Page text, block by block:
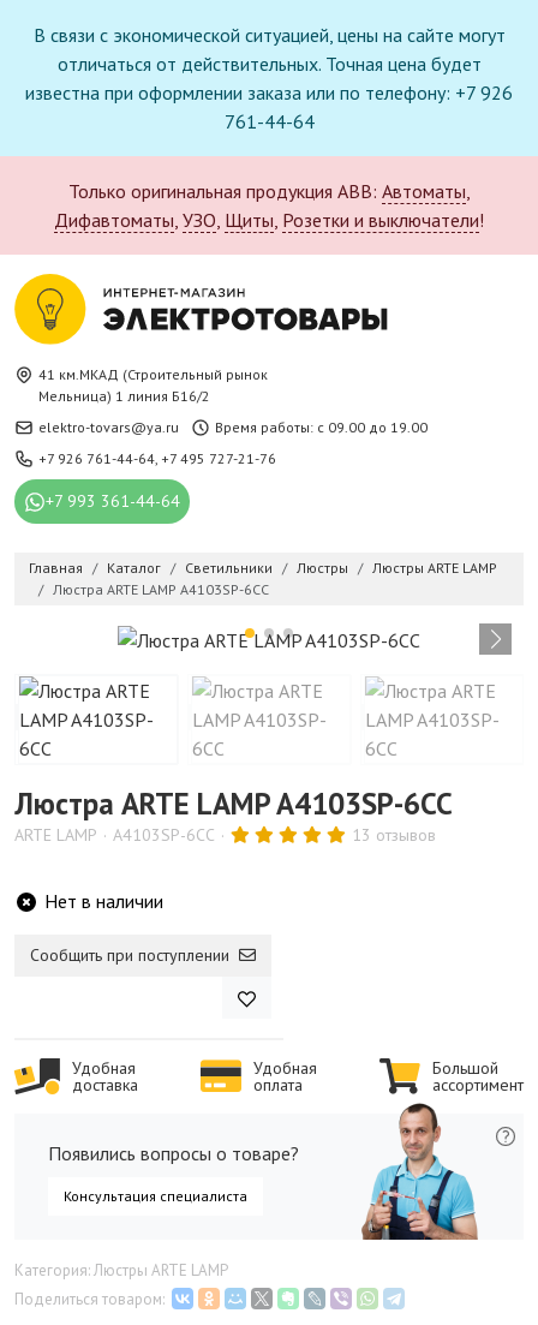
В связи с экономической ситуацией, цены на сайте могут
отличаться от действительных. Точная цена будет
известна при оформлении заказа или по телефону: +7 926
761-44-64
Только оригинальная продукция ABB: Автоматы,
Дифавтоматы, УЗО, Щиты, Розетки и выключатели!
41 км.МКАД (Строительный рынок
Мельница) 1 линия Б16/2
elektro-tovars@ya.ru
Время работы: с 09.00 до 19.00
+7 926 761-44-64, +7 495 727-21-76
+7 993 361-44-64
Главная Каталог Светильники Люстры
Люстры ARTE LAMP
Люстра ARTE LAMP A4103SP-6CC
Люстра ARTE LAMP A4103SP-6CC
ARTE LAMP A4103SP-6CC 13 отзывов
Нет в наличии
Сообщить при поступлении
Удобная
доставка
Удобная
оплата
Большой
ассортимент
Появились вопросы о товаре?
Консультация специалиста
Категория: Люстры ARTE LAMP
Поделиться товаром: